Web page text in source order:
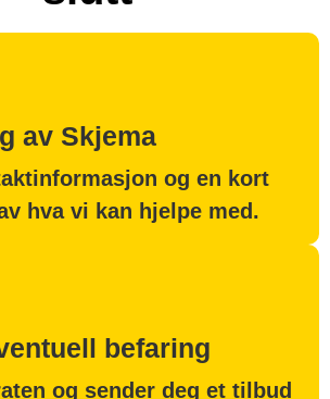
av Skjema
og en kort
hva vi kan hjelpe med.
befaring
og sender deg et tilbud